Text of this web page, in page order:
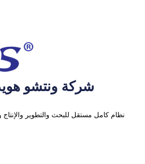
شركة ونتشو
نظام كامل مستقل للبحث والتطوير والإنتاج